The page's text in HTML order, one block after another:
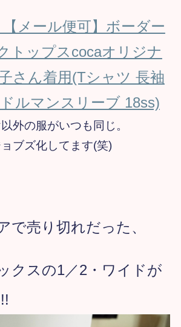
外の服がいつも同じ。
ブズ化してます(笑)
で売り切れだった、
クスの1／2・ワイドが